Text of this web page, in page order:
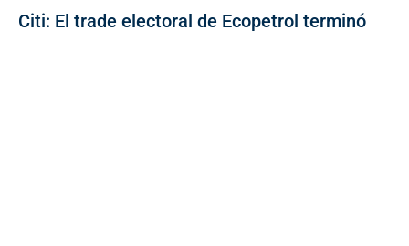
Citi: El trade electoral de Ecopetrol terminó